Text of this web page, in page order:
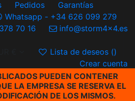
Pedidos
Garantías
Whatsapp - +34 626 099 279
70 16
info@storm4x4.es
Lista de deseos ()
Crear cuenta
PUEDEN CONTENER
LA EMPRESA SE RESERVA EL
DE LOS MISMOS.